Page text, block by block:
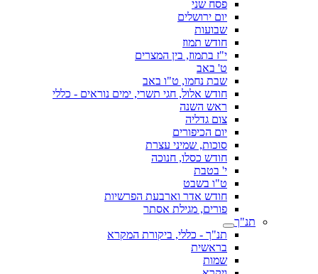
פסח שני
יום ירושלים
שבועות
חודש תמוז
י"ז בתמוז, בין המצרים
ט' באב
שבת נחמו, ט"ו באב
חודש אלול, חגי תשרי, ימים נוראים - כללי
ראש השנה
צום גדליה
יום הכיפורים
סוכות, שמיני עצרת
חודש כסלו, חנוכה
י' בטבת
ט"ו בשבט
חודש אדר וארבעת הפרשיות
פורים, מגילת אסתר
תנ"ך
תנ"ך - כללי, ביקורת המקרא
בראשית
שמות